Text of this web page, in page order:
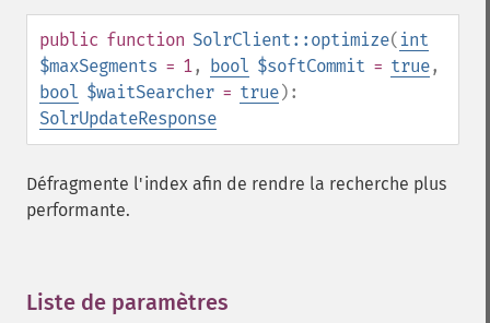
public function SolrClient::optimize( int
$maxSegments = 1, bool $softCommit = true,
bool $waitSearcher = true):
SolrUpdateResponse
Défragmente l'index afin de rendre la recherche plus
performante.
Liste de paramètres